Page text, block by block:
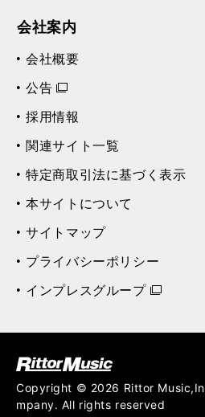
会社案内
会社概要
公告
採用情報
関連サイト一覧
特定商取引法に基づく表示
本サイトについて
サイトマップ
プライバシーポリシー
インプレスグループ
ジック (Rittor Musi
Copyright © 2026 Rittor
mpany. All rights reserved